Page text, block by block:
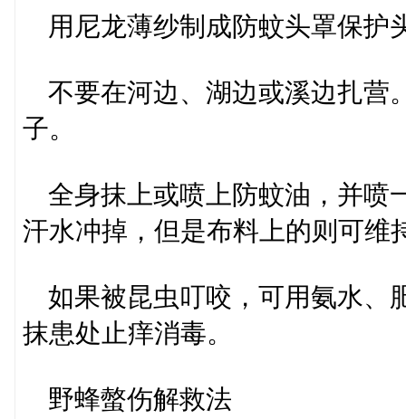
用尼龙薄纱制成防蚊头罩保
不要在河边、湖边或溪边扎营
子。
全身抹上或喷上防蚊油，并喷
汗水冲掉，但是布料上的则可
如果被昆虫叮咬，可用氨水、
抹患处止痒消毒。
野蜂螫伤解救法